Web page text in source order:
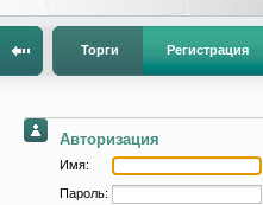
Торги Регистрация
Авторизация
Имя:
Пароль: